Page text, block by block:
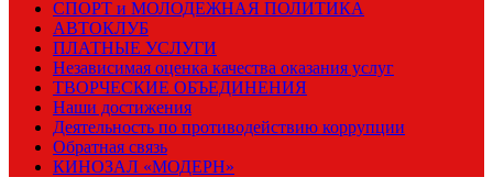
СПОРТ и МОЛОДЕЖНАЯ ПОЛИТИКА
АВТОКЛУБ
ПЛАТНЫЕ УСЛУГИ
Независимая оценка качества оказания услуг
ТВОРЧЕСКИЕ ОБЪЕДИНЕНИЯ
Наши достижения
Деятельность по противодействию коррупции
Обратная связь
КИНОЗАЛ «МОДЕРН»